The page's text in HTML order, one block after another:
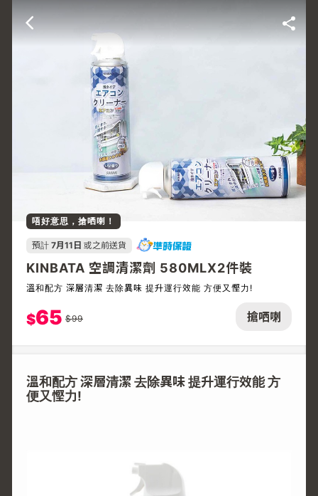
搶哂喇
唔好意思，搶哂喇！
預計 7月11日 或之前送貨
KINBATA 空調清潔劑 580MLX2件裝
溫和配方 深層清潔 去除異味 提升運行效能 方便又慳力!
$65 $99
溫和配方 深層清潔 去除異味 提升運行效能 方
便又慳力!